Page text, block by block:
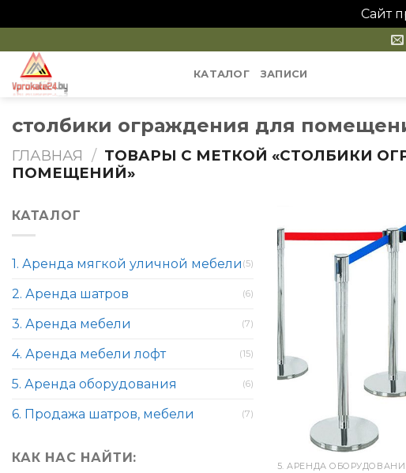
Сайт
to
content
КАТАЛОГ ЗАПИСИ
столбики ограждения для
ГЛАВНАЯ / ТОВАРЫ С МЕТКОЙ «СТОЛБИКИ
ПОМЕЩЕНИЙ»
КАТАЛОГ
1. Аренда мягкой уличной мебели (5)
2. Аренда шатров (6)
3. Аренда мебели (7)
4. Аренда мебели лофт (15)
5. Аренда оборудования (6)
6. Продажа шатров, мебели (7)
КАК НАС НАЙТИ:
5. АРЕНДА